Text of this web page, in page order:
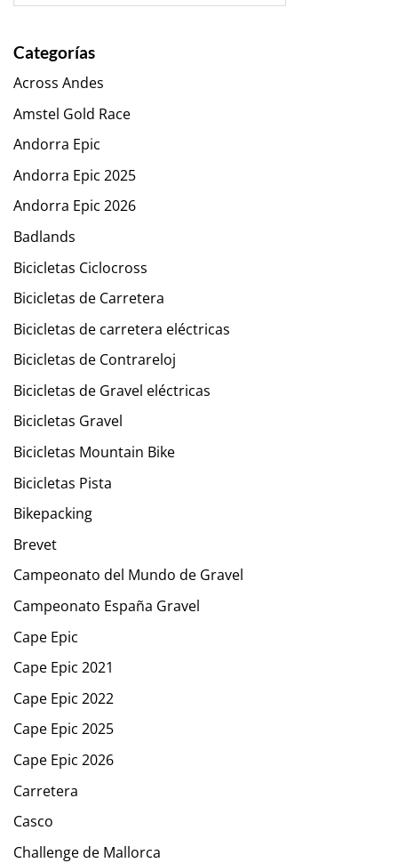
Categorías
Across Andes
Amstel Gold Race
Andorra Epic
Andorra Epic 2025
Andorra Epic 2026
Badlands
Bicicletas Ciclocross
Bicicletas de Carretera
Bicicletas de carretera eléctricas
Bicicletas de Contrareloj
Bicicletas de Gravel eléctricas
Bicicletas Gravel
Bicicletas Mountain Bike
Bicicletas Pista
Bikepacking
Brevet
Campeonato del Mundo de Gravel
Campeonato España Gravel
Cape Epic
Cape Epic 2021
Cape Epic 2022
Cape Epic 2025
Cape Epic 2026
Carretera
Casco
Challenge de Mallorca